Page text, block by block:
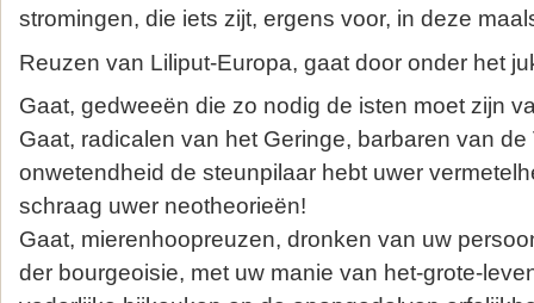
stromingen, die iets zijt, ergens voor, in deze
Reuzen van Liliput-Europa, gaat door onder het
Gaat, gedweeën die zo nodig de isten moet zijn
Gaat, radicalen van het Geringe, barbaren van de
onwetendheid de steunpilaar hebt uwer
schraag uwer neotheorieën!
Gaat, mierenhoopreuzen, dronken van uw
der bourgeoisie, met uw manie van het-grote-